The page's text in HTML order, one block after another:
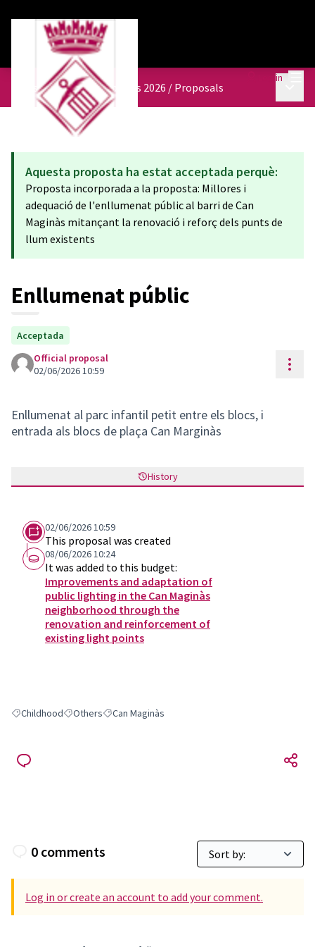
Log in
Pressupostos participatius 2026 / Proposals
Aquesta proposta ha estat acceptada perquè:
Proposta incorporada a la proposta: Millores i
adequació de l'enllumenat públic al barri de Can
Maginàs mitançant la renovació i reforç dels punts de
llum existents
Enllumenat públic
Acceptada
Official proposal
02/06/2026 10:59
Enllumenat al parc infantil petit entre els blocs, i
entrada als blocs de plaça Can Marginàs
History
02/06/2026 10:59
This proposal was created
08/06/2026 10:24
It was added to this budget:
Improvements and adaptation of
public lighting in the Can Maginàs
neighborhood through the
renovation and reinforcement of
existing light points
Filter results for: Childhood
ChildhoodFilter results for: Others
OthersFilter results for: Can Maginàs
Can Maginàs
0 comments
Log in or create an account to add your comment.